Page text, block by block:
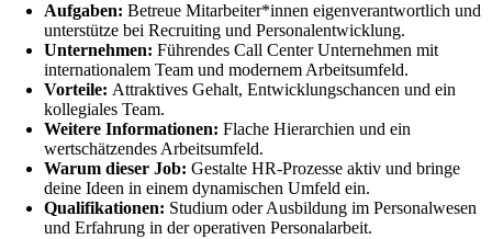
Aufgaben: Betreue Mitarbeiter*innen eigenverantwortlich und
unterstütze bei Recruiting und Personalentwicklung.
Unternehmen: Führendes Call Center Unternehmen mit
internationalem Team und modernem Arbeitsumfeld.
Vorteile: Attraktives Gehalt, Entwicklungschancen und ein
kollegiales Team.
Weitere Informationen: Flache Hierarchien und ein
wertschätzendes Arbeitsumfeld.
Warum dieser Job: Gestalte HR-Prozesse aktiv und bringe
deine Ideen in einem dynamischen Umfeld ein.
Qualifikationen: Studium oder Ausbildung im Personalwesen
und Erfahrung in der operativen Personalarbeit.